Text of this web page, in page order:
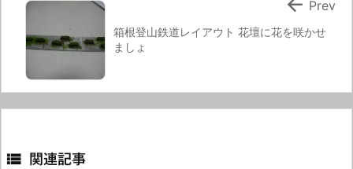
箱根登山鉄道レイアウト 花壇に花を咲かせ
ましょ
Prev
 関連記事